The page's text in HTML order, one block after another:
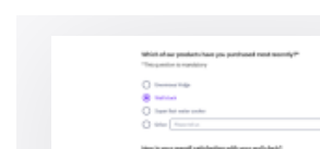
Format: mm-dd-yyyy